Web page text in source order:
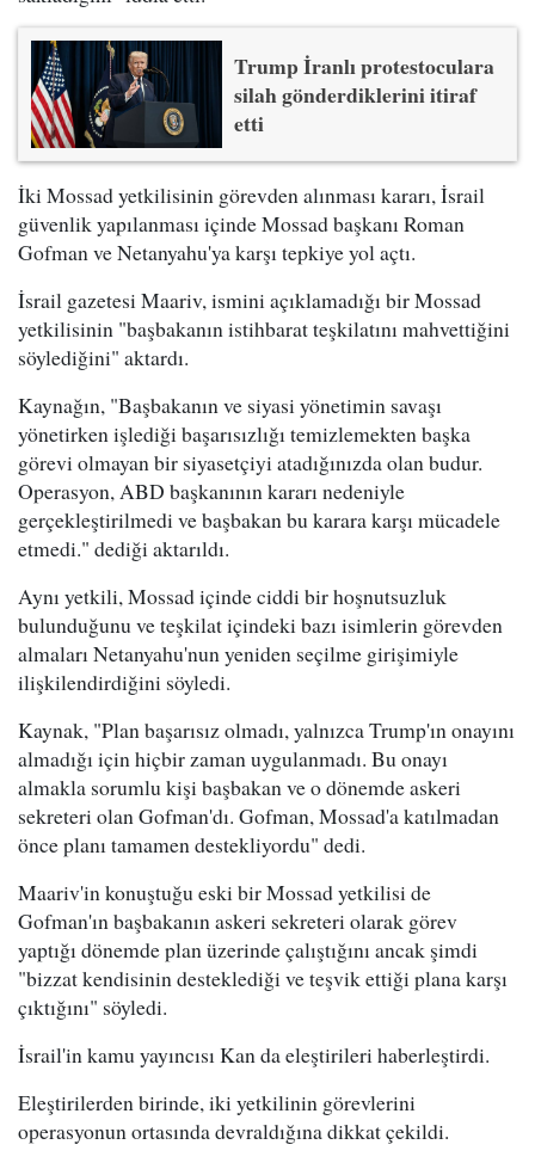
Trump İranlı protestoculara
silah gönderdiklerini itiraf
etti
İki Mossad yetkilisinin görevden alınması kararı, İsrail
güvenlik yapılanması içinde Mossad başkanı Roman
Gofman ve Netanyahu'ya karşı tepkiye yol açtı.
İsrail gazetesi Maariv, ismini açıklamadığı bir Mossad
yetkilisinin "başbakanın istihbarat teşkilatını mahvettiğini
söylediğini" aktardı.
Kaynağın, "Başbakanın ve siyasi yönetimin savaşı
yönetirken işlediği başarısızlığı temizlemekten başka
görevi olmayan bir siyasetçiyi atadığınızda olan budur.
Operasyon, ABD başkanının kararı nedeniyle
gerçekleştirilmedi ve başbakan bu karara karşı mücadele
etmedi." dediği aktarıldı.
Aynı yetkili, Mossad içinde ciddi bir hoşnutsuzluk
bulunduğunu ve teşkilat içindeki bazı isimlerin görevden
almaları Netanyahu'nun yeniden seçilme girişimiyle
ilişkilendirdiğini söyledi.
Kaynak, "Plan başarısız olmadı, yalnızca Trump'ın onayını
almadığı için hiçbir zaman uygulanmadı. Bu onayı
almakla sorumlu kişi başbakan ve o dönemde askeri
sekreteri olan Gofman'dı. Gofman, Mossad'a katılmadan
önce planı tamamen destekliyordu" dedi.
Maariv'in konuştuğu eski bir Mossad yetkilisi de
Gofman'ın başbakanın askeri sekreteri olarak görev
yaptığı dönemde plan üzerinde çalıştığını ancak şimdi
"bizzat kendisinin desteklediği ve teşvik ettiği plana karşı
çıktığını" söyledi.
İsrail'in kamu yayıncısı Kan da eleştirileri haberleştirdi.
Eleştirilerden birinde, iki yetkilinin görevlerini
operasyonun ortasında devraldığına dikkat çekildi.